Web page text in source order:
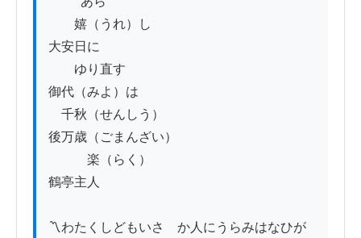
嬉（うれ）し
大安日に
ゆり直す
御代（みよ）は
千秋（せんしう）
後万歳（ごまんざい）
楽（らく）
鶴亭主人
〽わたくしどもいさゝか人にうらみはなひが